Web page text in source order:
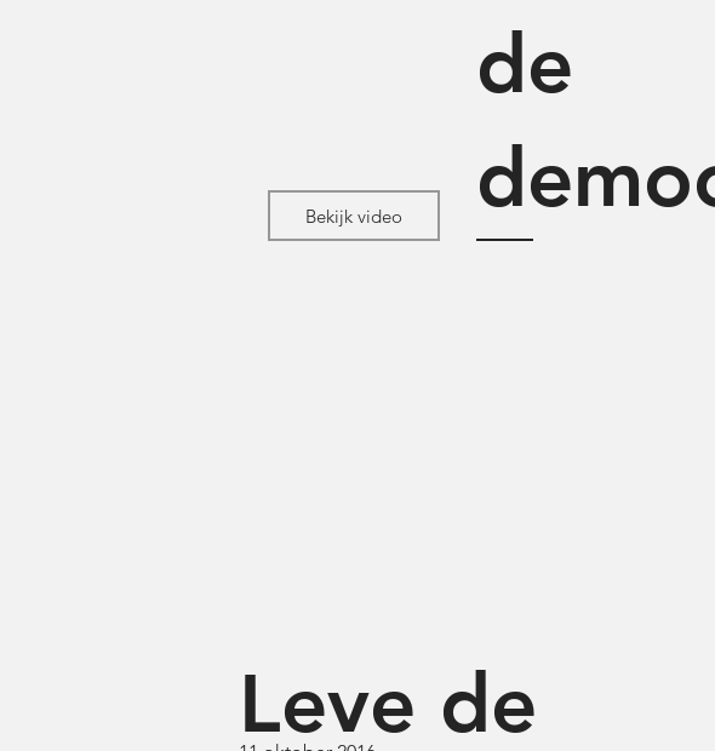
Bekijk video
de
Leve de